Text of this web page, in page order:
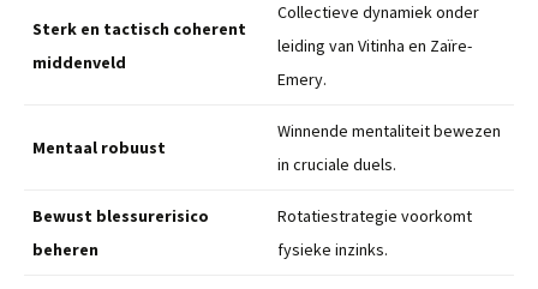
Sterk en tactisch coherent
middenveld
Collectieve dynamiek onder
leiding van Vitinha en Zaïre-
Emery.
Mentaal robuust
Winnende mentaliteit bewezen
in cruciale duels.
Bewust blessurerisico
beheren
Rotatiestrategie voorkomt
fysieke inzinks.